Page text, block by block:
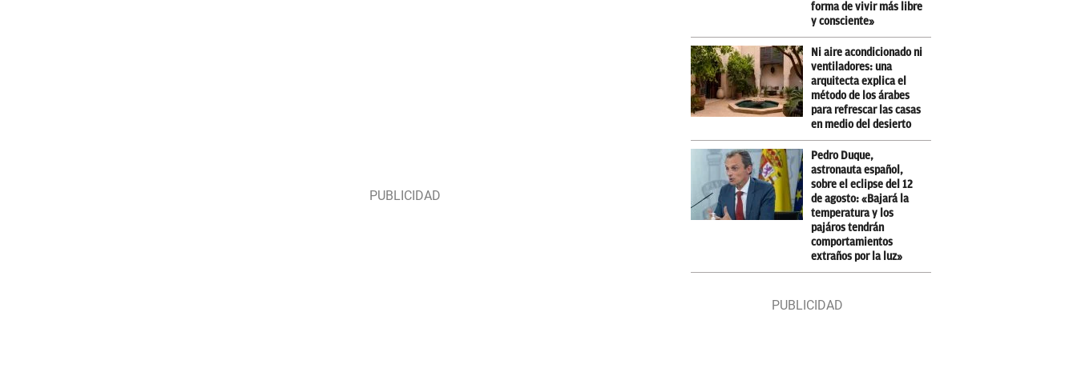
forma de vivir más libre
y consciente»
Ni aire acondicionado ni
ventiladores: una
arquitecta explica el
método de los árabes
para refrescar las casas
en medio del desierto
Pedro Duque,
astronauta español,
sobre el eclipse del 12
de agosto: «Bajará la
temperatura y los
pajáros tendrán
comportamientos
extraños por la luz»